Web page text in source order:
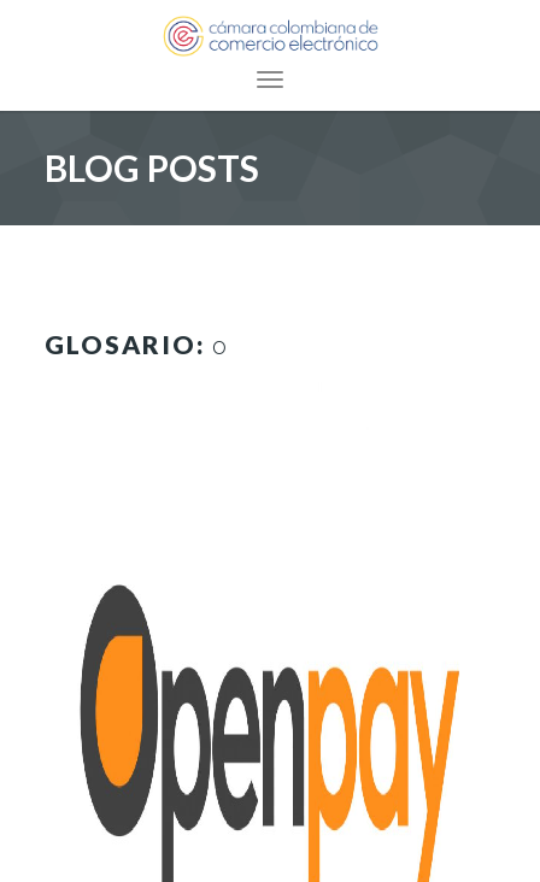
Toggle navigation
BLOG POSTS
GLOSARIO: O